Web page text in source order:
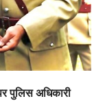
पुलिस अधिकारी